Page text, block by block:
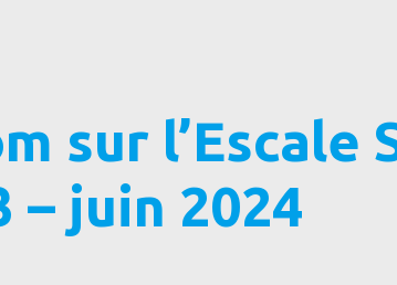
sur l’Escale
– juin 2024